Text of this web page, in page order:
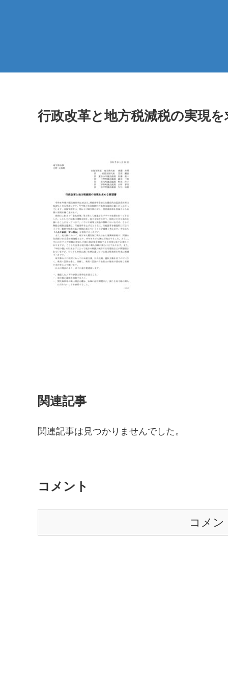
行政改革と地方税減税の実現
関連記事
関連記事は見つかりませんでした。
コメント
コメン